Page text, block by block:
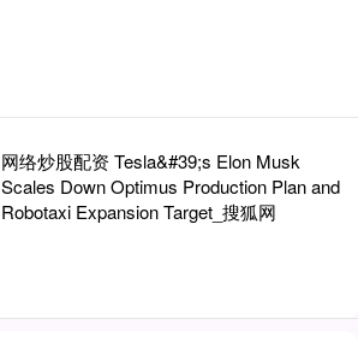
网络炒股配资 Tesla&#39;s Elon Musk
Scales Down Optimus Production Plan and
Robotaxi Expansion Target_搜狐网